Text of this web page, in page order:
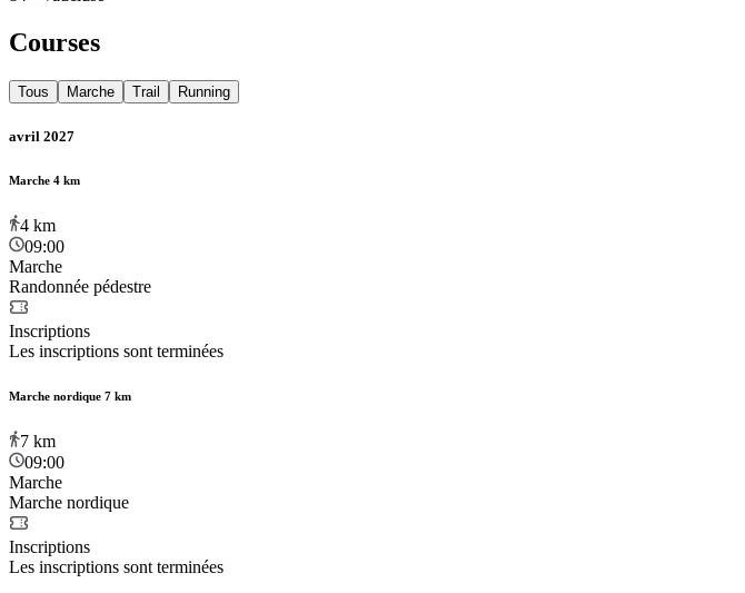
Courses
Tous Marche Trail Running
avril 2027
Marche 4 km
4 km
09:00
Marche
Randonnée pédestre
Inscriptions
Les inscriptions sont terminées
Marche nordique 7 km
7 km
09:00
Marche
Marche nordique
Inscriptions
Les inscriptions sont terminées